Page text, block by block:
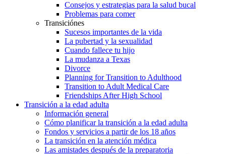
Consejos y estrategias para la salud bucal
Problemas para comer
Transiciónes
Sucesos importantes de la vida
La pubertad y la sexualidad
Cuando fallece tu hijo
La mudanza a Texas
Divorce
Planning for Transition to Adulthood
Transition to Adult Medical Care
Friendships After High School
Transición a la edad adulta
Información general
Cómo planificar la transición a la edad adulta
Fondos y servicios a partir de los 18 años
La transición en la atención médica
Las amistades después de la preparatoria